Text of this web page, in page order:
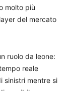
molto più
del mercato
ruolo da leone:
reale
sinistri mentre si